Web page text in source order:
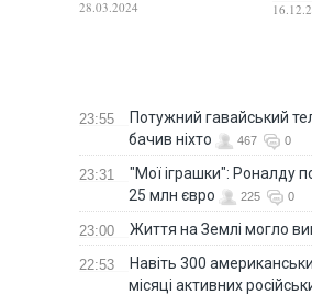
28.03.2024
23:55
Потужний гавайський
бачив ніхто
467 0
23:31
"Мої іграшки": Роналду
25 млн євро
225 0
23:00 Життя на Землі могло
22:53
Навіть 300
місяці активних